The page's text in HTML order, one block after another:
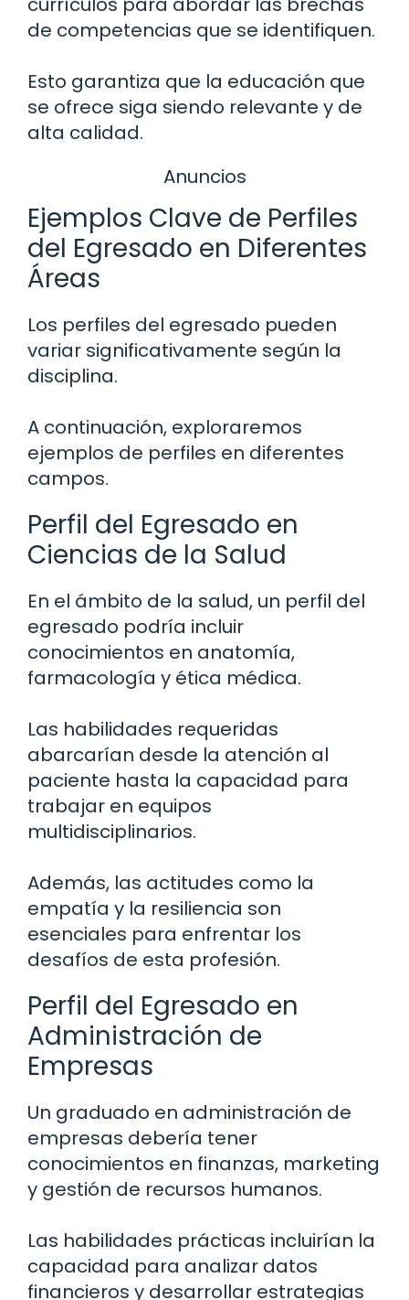
de competencias que se identifiquen.
Esto garantiza que la educación que
se ofrece siga siendo relevante y de
alta calidad.
Anuncios
Ejemplos Clave de Perfiles
del Egresado en Diferentes
Áreas
Los perfiles del egresado pueden
variar significativamente según la
disciplina.
A continuación, exploraremos
ejemplos de perfiles en diferentes
campos.
Perfil del Egresado en
Ciencias de la Salud
En el ámbito de la salud, un perfil del
egresado podría incluir
conocimientos en anatomía,
farmacología y ética médica.
Las habilidades requeridas
abarcarían desde la atención al
paciente hasta la capacidad para
trabajar en equipos
multidisciplinarios.
Además, las actitudes como la
empatía y la resiliencia son
esenciales para enfrentar los
desafíos de esta profesión.
Perfil del Egresado en
Administración de
Empresas
Un graduado en administración de
empresas debería tener
conocimientos en finanzas, marketing
y gestión de recursos humanos.
Las habilidades prácticas incluirían la
capacidad para analizar datos
financieros y desarrollar estrategias